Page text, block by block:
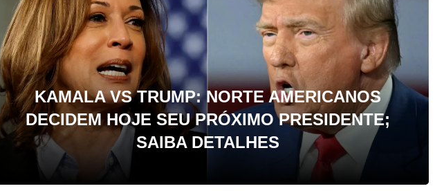
KAMALA VS TRUMP: NORTE AMERICANOS
DECIDEM HOJE SEU PRÓXIMO PRESIDENTE;
SAIBA DETALHES